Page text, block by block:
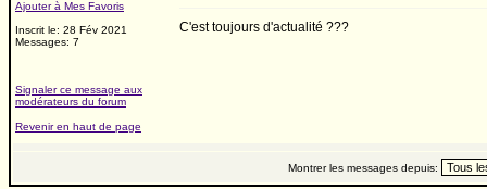
Ajouter à Mes Favoris
Inscrit le: 28 Fév 2021
Messages: 7
Signaler ce message aux
modérateurs du forum
C'est toujours d'actualité ???
Revenir en haut de page
Montrer les messages depuis: